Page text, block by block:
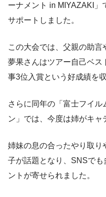
ーナメント in MIYAZAKI」
サポートしました。
この大会では、父親の助言
夢果さんはツアー自己ベス
事3位入賞という好成績を
さらに同年の「富士フイ
ン」では、今度は姉がキャ
姉妹の息の合ったやり取り
子が話題となり、SNSで
ントが寄せられました。